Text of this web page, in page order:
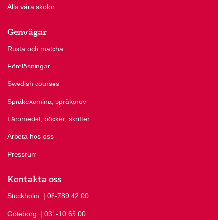
Alla våra skolor
Genvägar
Rusta och matcha
Föreläsningar
Swedish courses
Språkexamina, språkprov
Läromedel, böcker, skrifter
Arbeta hos oss
Pressrum
Kontakta oss
Stockholm Ring Stockholm på
| 08-789 42 00
Göteborg Ring Göteborg på
| 031-10 65 00